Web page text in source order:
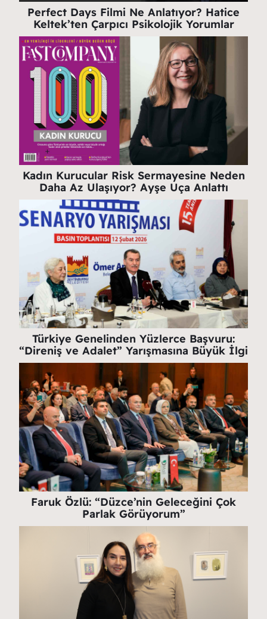
Perfect Days Filmi Ne Anlatıyor? Hatice
Keltek’ten Çarpıcı Psikolojik Yorumlar
Kadın Kurucular Risk Sermayesine Neden
Daha Az Ulaşıyor? Ayşe Uça Anlattı
Türkiye Genelinden Yüzlerce Başvuru:
“Direniş ve Adalet” Yarışmasına Büyük İlgi
Faruk Özlü: “Düzce’nin Geleceğini Çok
Parlak Görüyorum”